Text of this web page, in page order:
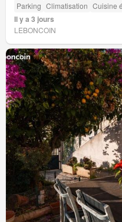
Parking Climatisation Cuisine
Il y a 3 jours
LEBONCOIN